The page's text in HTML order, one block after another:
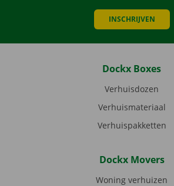
INSCHRIJVEN
Dockx Boxes
Verhuisdozen
Verhuismateriaal
Verhuispakketten
Dockx Movers
Woning verhuizen